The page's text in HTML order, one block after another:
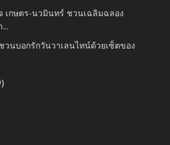
เกษตร-นวมินทร์ ชวนเฉลิมฉลอง
วนบอกรักวันวาเลนไทน์ด้วยเซ็ตของ